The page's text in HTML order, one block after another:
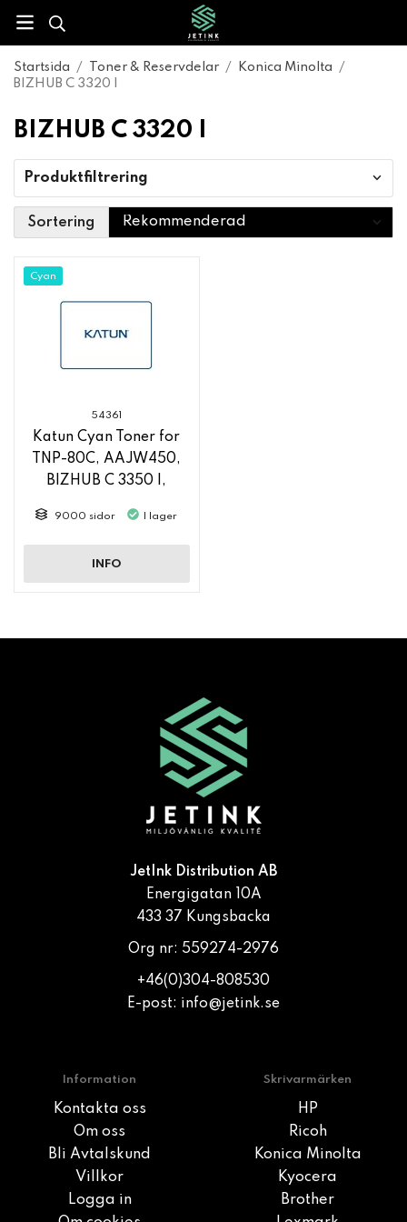
Startsida / Toner & Reservdelar / Konica Minolta
/
BIZHUB C 3320 I
BIZHUB C 3320 I
Produktfiltrering
Sortering
Cyan
54361
Katun Cyan Toner for
TNP-80C, AAJW450,
BIZHUB C 3350 I,
9000 sidor I lager
INFO
JetInk Distribution AB
Energigatan 10A
433 37 Kungsbacka
Org nr: 559274-2976
+46(0)304-808530
E-post: info@jetink.se
Information
Kontakta oss
Om oss
Bli Avtalskund
Villkor
Logga in
Skrivarmärken
HP
Ricoh
Konica Minolta
Kyocera
Brother